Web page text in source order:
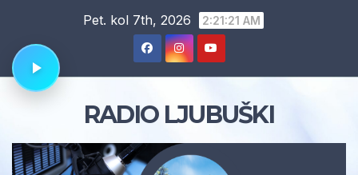
content
Pet. kol 7th, 2026 2:21:22 AM
RADIO LJUBUŠKI